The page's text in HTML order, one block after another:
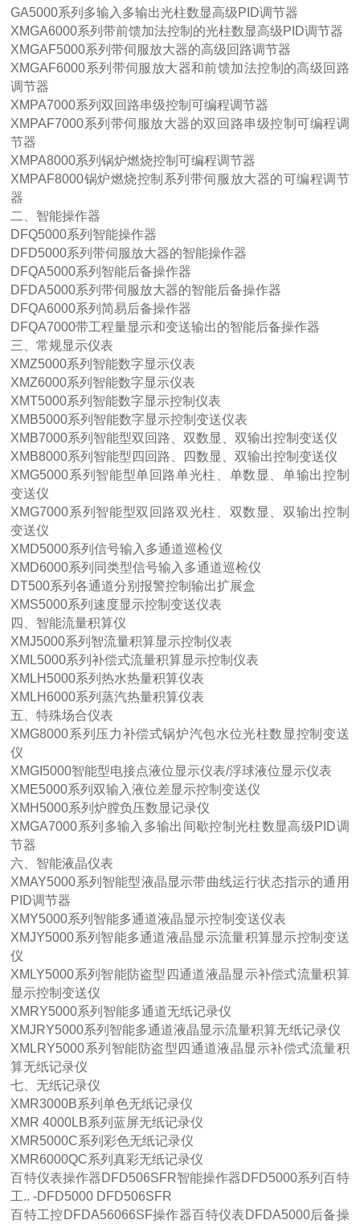
GA5000系列多输入多输出光柱数显高级PID调节器
XMGA6000系列带前馈加法控制的光柱数显高级PID调节器
XMGAF5000系列带伺服放大器的高级回路调节器
XMGAF6000系列带伺服放大器和前馈加法控制的高级回路
调节器
XMPA7000系列双回路串级控制可编程调节器
XMPAF7000系列带伺服放大器的双回路串级控制可编程调
节器
XMPA8000系列锅炉燃烧控制可编程调节器
XMPAF8000锅炉燃烧控制系列带伺服放大器的可编程调节
器
二、智能操作器
DFQ5000系列智能操作器
DFD5000系列带伺服放大器的智能操作器
DFQA5000系列智能后备操作器
DFDA5000系列带伺服放大器的智能后备操作器
DFQA6000系列简易后备操作器
DFQA7000带工程量显示和变送输出的智能后备操作器
三、常规显示仪表
XMZ5000系列智能数字显示仪表
XMZ6000系列智能数字显示仪表
XMT5000系列智能数字显示控制仪表
XMB5000系列智能数字显示控制变送仪表
XMB7000系列智能型双回路、双数显、双输出控制变送仪
XMB8000系列智能型四回路、四数显、双输出控制变送仪
XMG5000系列智能型单回路单光柱、单数显、单输出控制
变送仪
XMG7000系列智能型双回路双光柱、双数显、双输出控制
变送仪
XMD5000系列信号输入多通道巡检仪
XMD6000系列同类型信号输入多通道巡检仪
DT500系列各通道分别报警控制输出扩展盒
XMS5000系列速度显示控制变送仪表
四、智能流量积算仪
XMJ5000系列智流量积算显示控制仪表
XML5000系列补偿式流量积算显示控制仪表
XMLH5000系列热水热量积算仪表
XMLH6000系列蒸汽热量积算仪表
五、特殊场合仪表
XMG8000系列压力补偿式锅炉汽包水位光柱数显控制变送
仪
XMGI5000智能型电接点液位显示仪表/浮球液位显示仪表
XME5000系列双输入液位差显示控制变送仪
XMH5000系列炉膛负压数显记录仪
XMGA7000系列多输入多输出间歇控制光柱数显高级PID调
节器
六、智能液晶仪表
XMAY5000系列智能型液晶显示带曲线运行状态指示的通用
PID调节器
XMY5000系列智能多通道液晶显示控制变送仪表
XMJY5000系列智能多通道液晶显示流量积算显示控制变送
仪
XMLY5000系列智能防盗型四通道液晶显示补偿式流量积算
显示控制变送仪
XMRY5000系列智能多通道无纸记录仪
XMJRY5000系列智能多通道液晶显示流量积算无纸记录仪
XMLRY5000系列智能防盗型四通道液晶显示补偿式流量积
算无纸记录仪
七、无纸记录仪
XMR3000B系列单色无纸记录仪
XMR 4000LB系列蓝屏无纸记录仪
XMR5000C系列彩色无纸记录仪
XMR6000QC系列真彩无纸记录仪
百特仪表操作器DFD506SFR智能操作器DFD5000系列百特
工.. -DFD5000 DFD506SFR
百特工控DFDA56066SF操作器百特仪表DFDA5000后备操